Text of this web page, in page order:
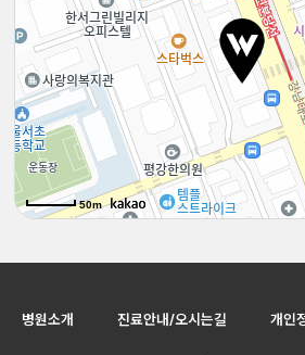
50m
50m
병원소개 진료안내/오시는길 개인